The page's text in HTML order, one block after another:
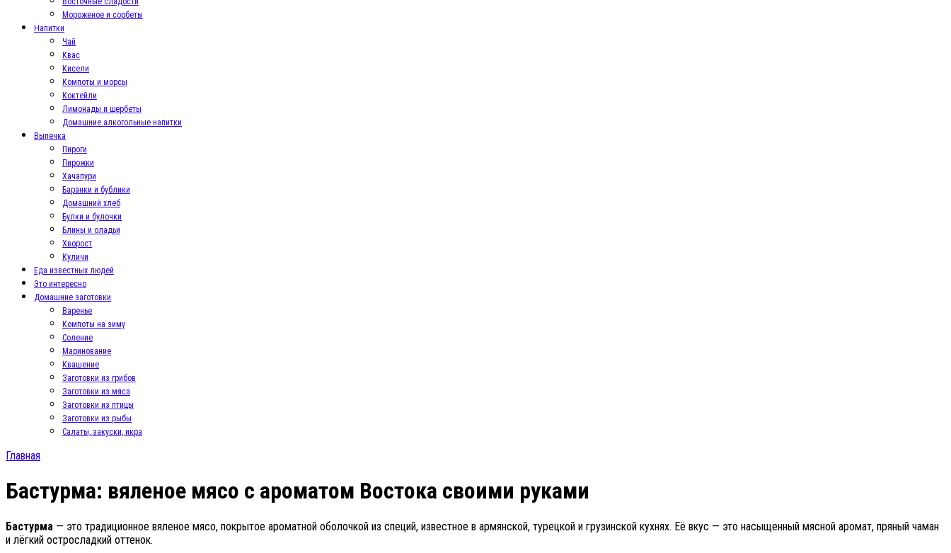
Мороженое и сорбеты
Напитки
Чай
Квас
Кисели
Компоты и морсы
Коктейли
Лимонады и щербеты
Домашние алкогольные напитки
Выпечка
Пироги
Пирожки
Хачапури
Баранки и бублики
Домашний хлеб
Булки и булочки
Блины и оладьи
Хворост
Куличи
Еда известных людей
Это интересно
Домашние заготовки
Варенье
Компоты на зиму
Соление
Маринование
Квашение
Заготовки из грибов
Заготовки из мяса
Заготовки из птицы
Заготовки из рыбы
Салаты, закуски, икра
Главная
Бастурма: вяленое мясо с ароматом Востока своими руками
Бастурма — это традиционное вяленое мясо, покрытое ароматной оболочкой из специй, известное в армянской, турецкой и грузинской кухнях. Её вкус — это насыщенный мясной аромат, пряный чаман
и лёгкий остросладкий оттенок.